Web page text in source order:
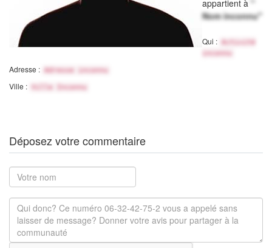
appartient à "
Nom inconnu"
Qui :
Activité
inconnu
Adresse : Adresse inconnu
Ville : Ville Inconnu
Déposez votre commentaire